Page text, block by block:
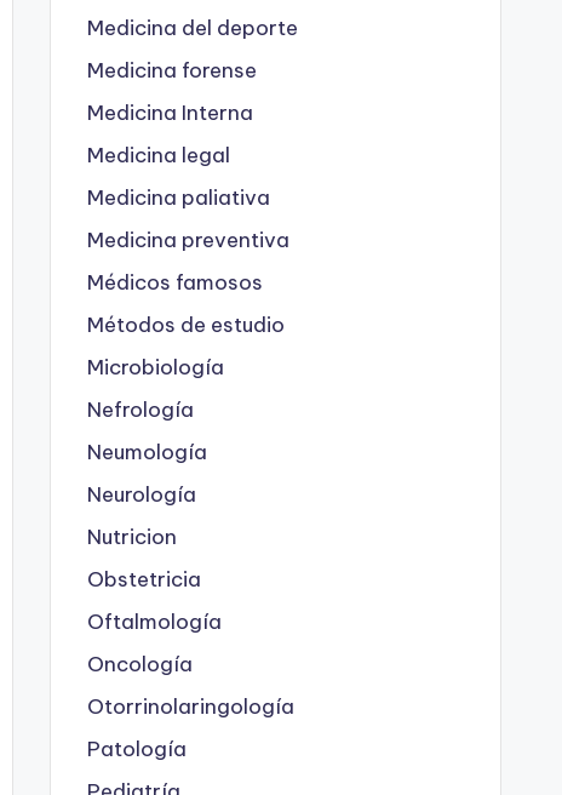
Medicina del deporte
Medicina forense
Medicina Interna
Medicina legal
Medicina paliativa
Medicina preventiva
Médicos famosos
Métodos de estudio
Microbiología
Nefrología
Neumología
Neurología
Nutricion
Obstetricia
Oftalmología
Oncología
Otorrinolaringología
Patología